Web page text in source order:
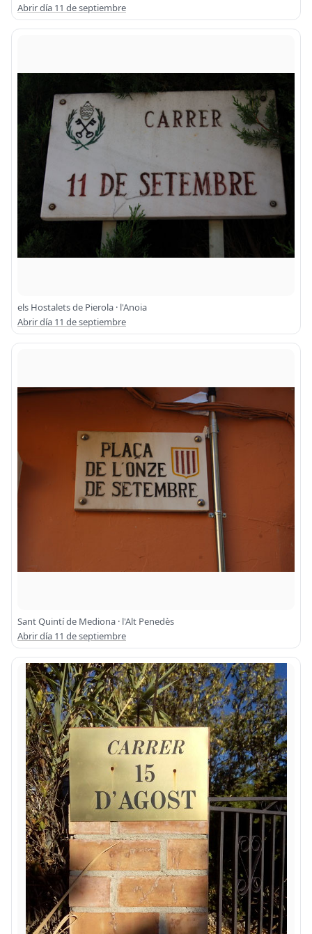
Abrir día 11 de septiembre
els Hostalets de Pierola · l'Anoia
Abrir día 11 de septiembre
Sant Quintí de Mediona · l'Alt Penedès
Abrir día 11 de septiembre